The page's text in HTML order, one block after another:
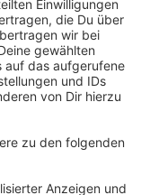
für Kinder und
sollten dazu
Adolphs. Konkret
kostenloses
1 bis 18 Jahren.
Steinfurt
zu geben,
bezahlen
wieder